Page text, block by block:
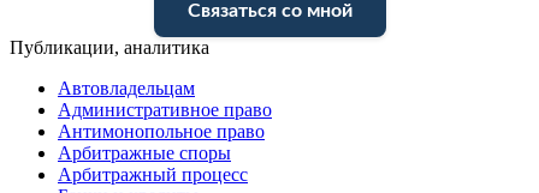
Связаться со мной
Публикации, аналитика
Автовладельцам
Административное право
Антимонопольное право
Арбитражные споры
Арбитражный процесс